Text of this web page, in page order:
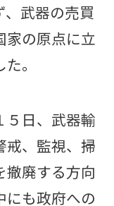
、武器の売買
家の原点に立
。
日、武器輸
戒、監視、掃
撤廃する方向
にも政府への